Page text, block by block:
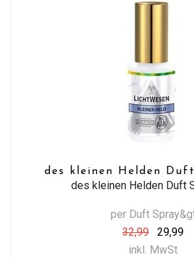
des kleinen Helden
des kleinen Helden Duft
per Duft
32,99
29,99
inkl. MwSt